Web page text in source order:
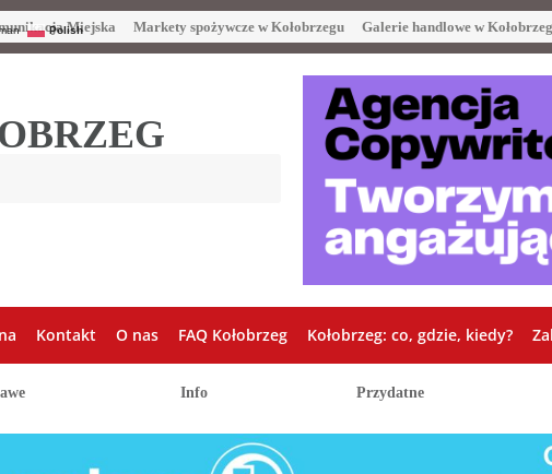
Miejska Markety spożywcze w Kołobrzegu Galerie handlowe w
Kontakt O nas FAQ Kołobrzeg Kołobrzeg: co, gdzie, kiedy?
Info Przydatne
Polish